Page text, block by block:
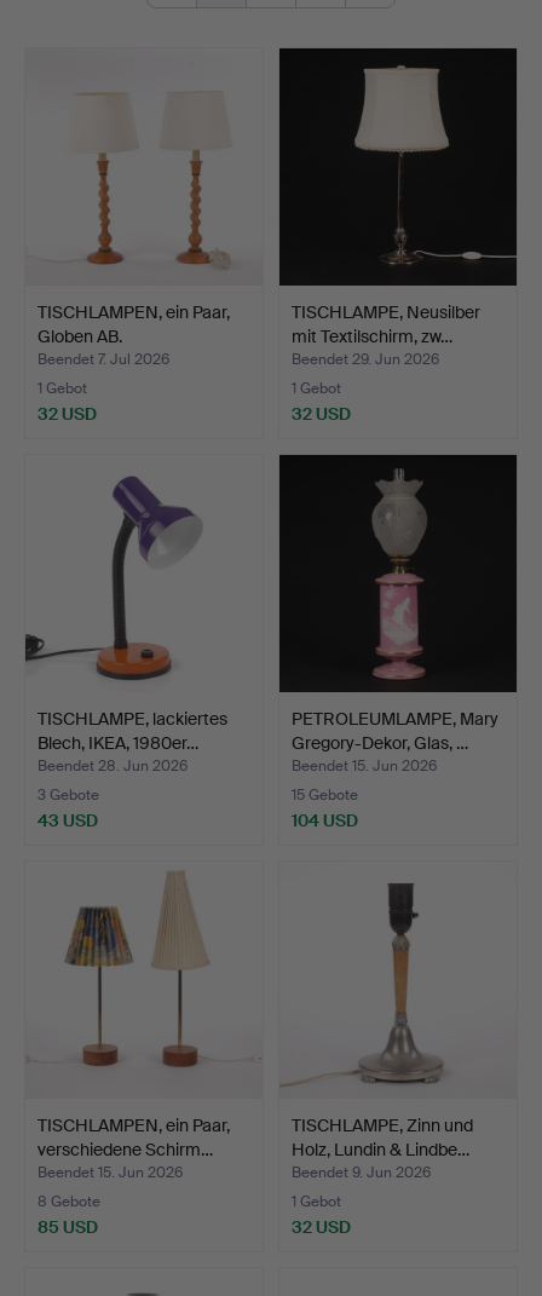
TISCHLAMPEN, ein Paar,
Globen AB.
Beendet 7. Jul 2026
1 Gebot
32 USD
TISCHLAMPE, Neusilber
mit Textilschirm, zw…
Beendet 29. Jun 2026
1 Gebot
32 USD
TISCHLAMPE, lackiertes
Blech, IKEA, 1980er…
Beendet 28. Jun 2026
3 Gebote
43 USD
PETROLEUMLAMPE, Mary
Gregory-Dekor, Glas, …
Beendet 15. Jun 2026
15 Gebote
104 USD
TISCHLAMPEN, ein Paar,
verschiedene Schirm…
Beendet 15. Jun 2026
8 Gebote
85 USD
TISCHLAMPE, Zinn und
Holz, Lundin & Lindbe…
Beendet 9. Jun 2026
1 Gebot
32 USD